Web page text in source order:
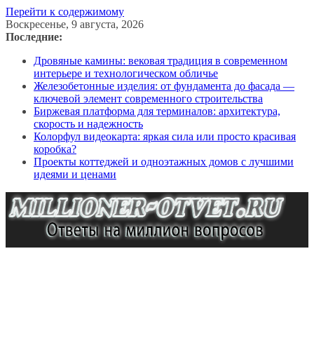
Перейти к содержимому
Воскресенье, 9 августа, 2026
Последние:
Дровяные камины: вековая традиция в современном
интерьере и технологическом обличье
Железобетонные изделия: от фундамента до фасада —
ключевой элемент современного строительства
Биржевая платформа для терминалов: архитектура,
скорость и надежность
Колорфул видеокарта: яркая сила или просто красивая
коробка?
Проекты коттеджей и одноэтажных домов с лучшими
идеями и ценами